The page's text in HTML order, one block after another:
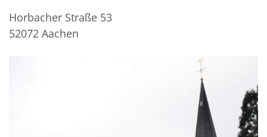
Horbacher Straße 53
52072 Aachen